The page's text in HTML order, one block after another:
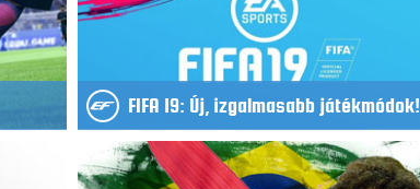
FIFA 19: Új, izgalmasabb játékmódok!